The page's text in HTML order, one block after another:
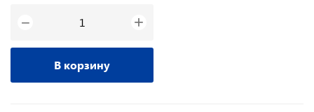
− +
В корзину